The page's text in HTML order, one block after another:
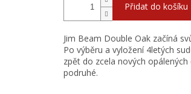
Přidat do košíku
Jim Beam Double Oak začíná
Po výběru a vyložení 4letých
zpět do zcela nových
podruhé.